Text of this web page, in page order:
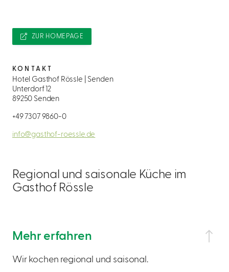
Regional und saisonale Küche im
Gasthof Rössle
Mehr erfahren
Wir kochen regional und saisonal.
ZUR HOMEPAGE
KONTAKT
Hotel Gasthof Rössle | Senden
Unterdorf 12
89250 Senden
+49 7307 9860-0
info@gasthof-roessle.de